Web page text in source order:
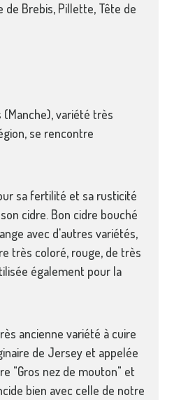
de Brebis, Pillette, Tête de
(Manche), variété très
se rencontre
sa fertilité et sa rusticité
cidre. Bon cidre bouché
avec d'autres variétés,
très coloré, rouge, de très
également pour la
ancienne variété à cuire
de Jersey et appelée
"Gros nez de mouton" et
bien avec celle de notre